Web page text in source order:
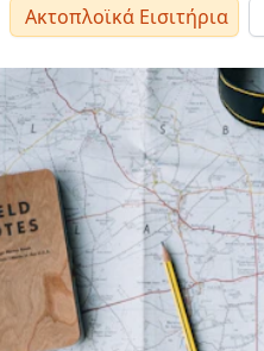
Ακτοπλοϊκά Εισιτήρια